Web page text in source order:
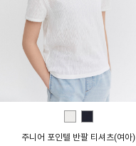
주니어 포인텔 반팔 티셔츠(여아)